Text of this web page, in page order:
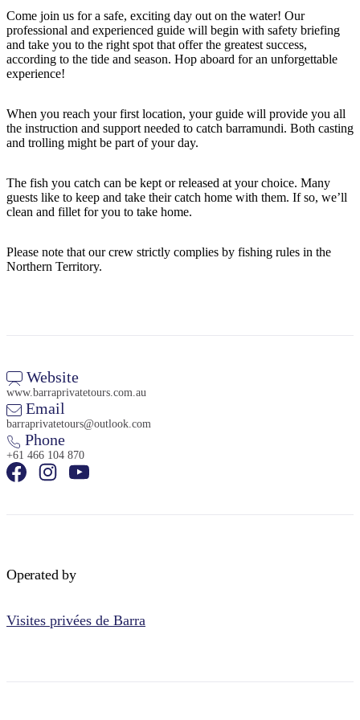
Rechercher:
Sign
Come join us for a safe, exciting day out on the water! Our
professional and experienced guide will begin with safety briefing
and take you to the right spot that offer the greatest success,
according to the tide and season. Hop aboard for an unforgettable
experience!
When you reach your first location, your guide will provide you all
the instruction and support needed to catch barramundi. Both casting
and trolling might be part of your day.
The fish you catch can be kept or released at your choice. Many
guests like to keep and take their catch home with them. If so, we’ll
clean and fillet for you to take home.
Please note that our crew strictly complies by fishing rules in the
Northern Territory.
Website
www.barraprivatetours.com.au
Email
barraprivatetours@outlook.com
Phone
+61 466 104 870
Operated by
Visites privées de Barra